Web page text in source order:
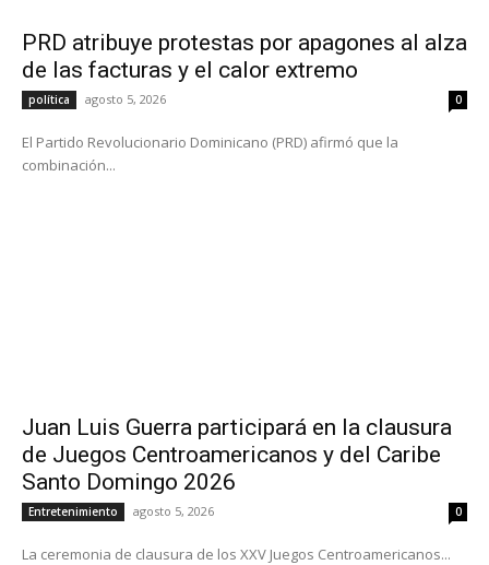
PRD atribuye protestas por apagones al alza
de las facturas y el calor extremo
política agosto 5, 2026 0
El Partido Revolucionario Dominicano (PRD) afirmó que la
combinación...
Juan Luis Guerra participará en la clausura
de Juegos Centroamericanos y del Caribe
Santo Domingo 2026
Entretenimiento agosto 5, 2026 0
La ceremonia de clausura de los XXV Juegos Centroamericanos...